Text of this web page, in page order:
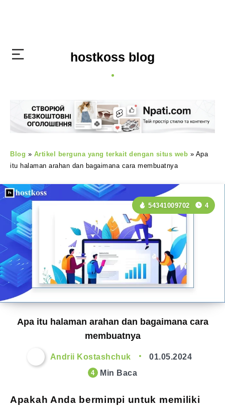
hostkoss blog
Blog » Artikel berguna yang terkait dengan situs web » Apa
itu halaman arahan dan bagaimana cara membuatnya
Apa itu halaman arahan dan bagaimana cara
membuatnya
54341009702 4
Andrii Kostashchuk 01.05.2024
4 Min Baca
Apakah Anda bermimpi untuk memiliki